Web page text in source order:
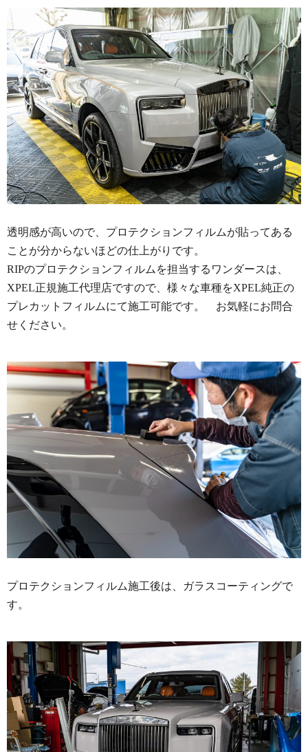
透明感が高いので、プロテクションフィルムが貼ってある
ことが分からないほどの仕上がりです。
RIPのプロテクションフィルムを担当するワンダースは、
XPEL正規施工代理店ですので、様々な車種をXPEL純正の
プレカットフィルムにて施工可能です。 お気軽にお問合
せください。
プロテクションフィルム施工後は、ガラスコーティングで
す。